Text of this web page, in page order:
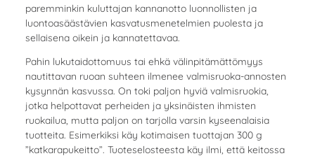
paremminkin kuluttajan kannanotto luonnollisten ja
luontoasäästävien kasvatusmenetelmien puolesta ja
sellaisena oikein ja kannatettavaa.
Pahin lukutaidottomuus tai ehkä välinpitämättömyys
nautittavan ruoan suhteen ilmenee valmisruoka-annosten
kysynnän kasvussa. On toki paljon hyviä valmisruokia,
jotka helpottavat perheiden ja yksinäisten ihmisten
ruokailua, mutta paljon on tarjolla varsin kyseenalaisia
tuotteita. Esimerkiksi käy kotimaisen tuottajan 300 g
”katkarapukeitto”. Tuoteselosteesta käy ilmi, että keitossa